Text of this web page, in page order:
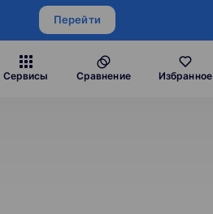
Перейти
Сервисы Сравнение Избранное